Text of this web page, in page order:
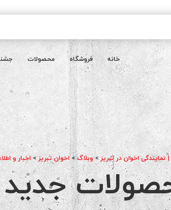
خانه فروشگاه محصولات
نمایندگی اخوان در تبریز>وبلاگ>اخوان تبریز>اخبار و
جدید